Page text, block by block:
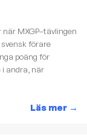
MXGP–tävlingen
svensk förare
poäng för
i andra, när
Läs mer →